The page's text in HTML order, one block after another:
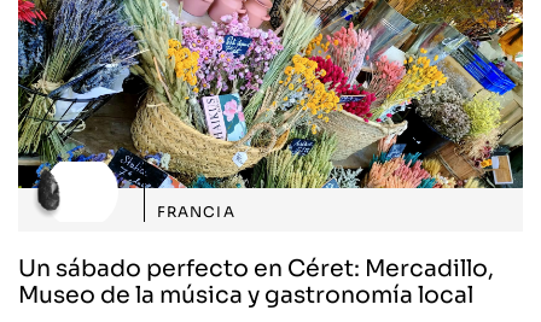
FRANCIA
Un sábado perfecto en Céret: Mercadillo,
Museo de la música y gastronomía local